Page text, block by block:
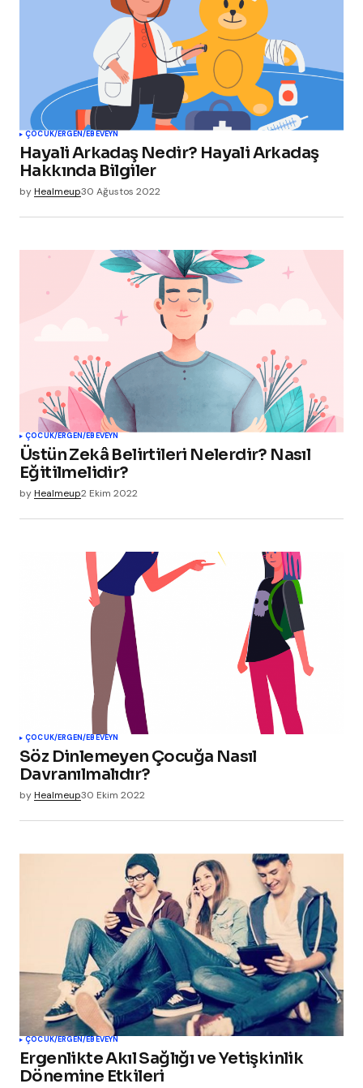
ÇOCUK/ERGEN/EBEVEYN
Hayali Arkadaş Nedir? Hayali Arkadaş
Hakkında Bilgiler
byHealmeup30 Ağustos 2022
ÇOCUK/ERGEN/EBEVEYN
Üstün Zekâ Belirtileri Nelerdir? Nasıl
Eğitilmelidir?
byHealmeup2 Ekim 2022
ÇOCUK/ERGEN/EBEVEYN
Söz Dinlemeyen Çocuğa Nasıl
Davranılmalıdır?
byHealmeup30 Ekim 2022
ÇOCUK/ERGEN/EBEVEYN
Ergenlikte Akıl Sağlığı ve Yetişkinlik
Dönemine Etkileri